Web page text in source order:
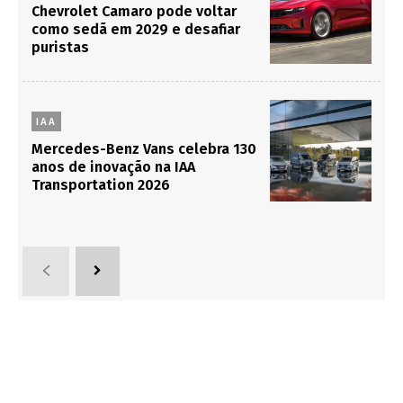
Chevrolet Camaro pode voltar
como sedã em 2029 e desafiar
puristas
IAA
Mercedes-Benz Vans celebra 130
anos de inovação na IAA
Transportation 2026